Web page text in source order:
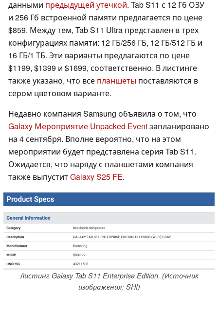
данными предыдущей утечкой. Tab S11 с 12 Гб ОЗУ
и 256 Гб встроенной памяти предлагается по цене
$859. Между тем, Tab S11 Ultra представлен в трех
конфигурациях памяти: 12 ГБ/256 ГБ, 12 ГБ/512 ГБ и
16 ГБ/1 ТБ. Эти варианты предлагаются по цене
$1199, $1399 и $1699, соответственно. В листинге
также указано, что все планшеты поставляются в
сером цветовом варианте.
Недавно компания Samsung объявила о том, что
Galaxy Мероприятие Unpacked Eventзапланировано
на 4 сентября. Вполне вероятно, что на этом
мероприятии будет представлена серия Tab S11.
Ожидается, что наряду с планшетами компания
также выпуститGalaxy S25 FE.
Листинг Galaxy Tab S11 Enterprise Edition. (Источник
изображения: SHI)